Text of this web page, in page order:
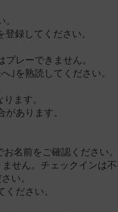
録してください。
レーできません。
｣を熟読してください。
ます。
あります。
名前をご確認ください。
せん。チェックインは不
い。
ださい。